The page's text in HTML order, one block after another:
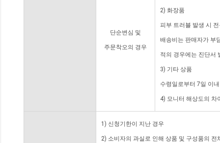
단순변심 및
주문착오의 경우
2) 화장품
피부 트러블 발생 시
배송비는 판매자가 부
적의 경우에는 진단서
3) 기타 상품
수령일로부터 7일 이
4) 모니터 해상도의 차
1) 신청기한이 지난 경우
2) 소비자의 과실로 인해 상품 및 구성품의